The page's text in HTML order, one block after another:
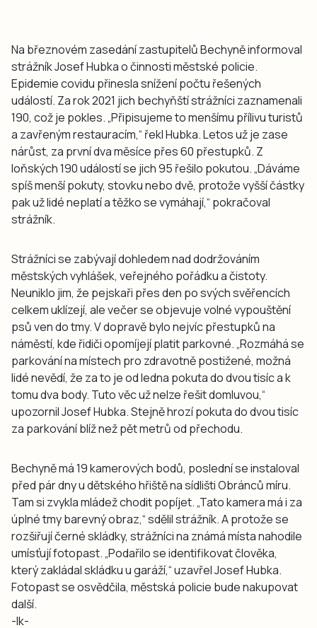
Na březnovém zasedání zastupitelů Bechyně informoval
strážník Josef Hubka o činnosti městské policie.
Epidemie covidu přinesla snížení počtu řešených
událostí. Za rok 2021 jich bechyňští strážníci zaznamenali
190, což je pokles. „Připisujeme to menšímu přílivu turistů
a zavřeným restauracím,“ řekl Hubka. Letos už je zase
nárůst, za první dva měsíce přes 60 přestupků. Z
loňských 190 událostí se jich 95 řešilo pokutou. „Dáváme
spíš menší pokuty, stovku nebo dvě, protože vyšší částky
pak už lidé neplatí a těžko se vymáhají,“ pokračoval
strážník.
Strážníci se zabývají dohledem nad dodržováním
městských vyhlášek, veřejného pořádku a čistoty.
Neuniklo jim, že pejskaři přes den po svých svěřencích
celkem uklízejí, ale večer se objevuje volné vypouštění
psů ven do tmy. V dopravě bylo nejvíc přestupků na
náměstí, kde řidiči opomíjejí platit parkovné. „Rozmáhá se
parkování na místech pro zdravotně postižené, možná
lidé nevědí, že za to je od ledna pokuta do dvou tisíc a k
tomu dva body. Tuto věc už nelze řešit domluvou,“
upozornil Josef Hubka. Stejně hrozí pokuta do dvou tisíc
za parkování blíž než pět metrů od přechodu.
Bechyně má 19 kamerových bodů, poslední se instaloval
před pár dny u dětského hřiště na sídlišti Obránců míru.
Tam si zvykla mládež chodit popíjet. „Tato kamera má i za
úplné tmy barevný obraz,“ sdělil strážník. A protože se
rozšiřují černé skládky, strážníci na známá místa nahodile
umísťují fotopast. „Podařilo se identifikovat člověka,
který zakládal skládku u garáží,“ uzavřel Josef Hubka.
Fotopast se osvědčila, městská policie bude nakupovat
další.
-lk-